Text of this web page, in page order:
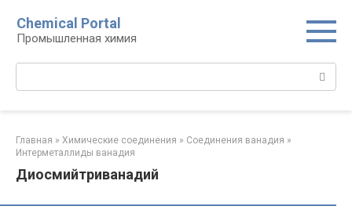
контенту
Chemical Portal
Промышленная химия
Главная » Химические соединения » Соединения ванадия‎ »
Интерметаллиды ванадия‎
Диосмийтриванадий